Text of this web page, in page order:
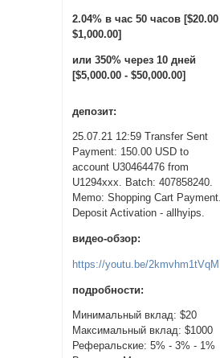
2.04% в час 50 часов
$1,000.00]
или 350% через 10 дней
[$5,000.00 - $50,000.00]
депозит:
25.07.21 12:59 Transfer Sent
Payment: 150.00 USD to
account U30464476 from
U1294xxx. Batch: 407858240.
Memo: Shopping Cart
Deposit Activation - allhyips.
видео-обзор:
https://youtu.be/2kmvhm1tVqM
подробности:
Минимальный вклад: $20
Максимальный вклад: $1000
Реферальские: 5% - 3% - 1%